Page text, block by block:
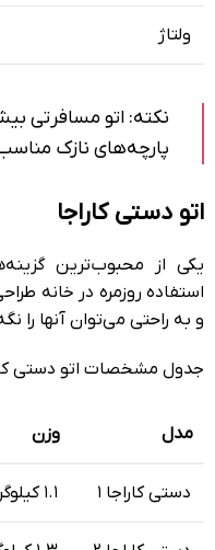
ولتاژ
نکته: اتو مسافرتی
پارچه‌های نازک
اتو دستی کاراجا
یکی از محبوب‌ترین
استفاده روزمره در خانه
و به راحتی می‌توان آنها را
جدول مشخصات اتو دستی
مدل وزن
دستی کاراجا ۱ ۱.۱ کیلوگرم